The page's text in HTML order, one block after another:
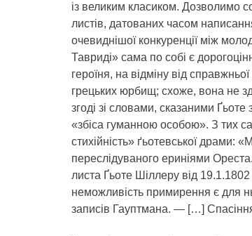
із великим класиком. Дозволимо
листів, датованих часом
очевиднішої конкуренції між
Тавриді» сама по собі є
героїня, на відміну від
грецьких юрбищ; схоже, вона не
згоді зі словами, сказаними Ґьоте
«збіса гуманною особою». З тих
стихійність» ґьотевської драми:
переслідуваного ериніями
листа Ґьоте Шіллеру від
неможливість примирення є для
записів Гауптмана. — […] Спасіння